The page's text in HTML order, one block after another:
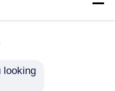
looking